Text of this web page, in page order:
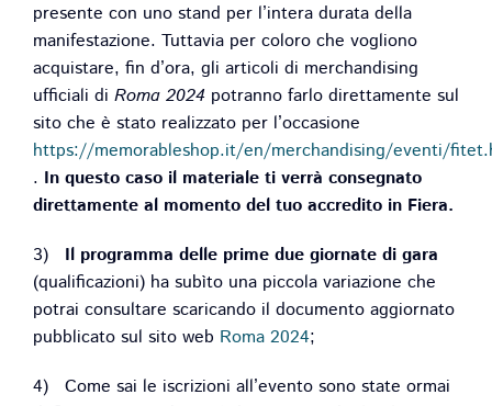
presente con uno stand per l’intera durata della
manifestazione. Tuttavia per coloro che vogliono
acquistare, fin d’ora, gli articoli di merchandising
ufficiali di Roma 2024 potranno farlo direttamente sul
sito che è stato realizzato per l’occasione
https://memorableshop.it/en/merchandising/eventi/
. In questo caso il materiale ti verrà consegnato
direttamente al momento del tuo accredito in Fiera.
3) Il programma delle prime due giornate di gara
(qualificazioni) ha subìto una piccola variazione che
potrai consultare scaricando il documento aggiornato
pubblicato sul sito web Roma 2024;
4) Come sai le iscrizioni all’evento sono state ormai